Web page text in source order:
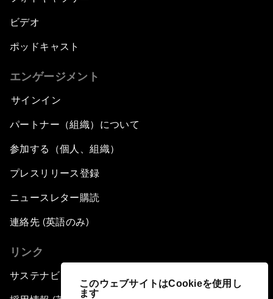
このウェブサイトはCookieを使用し
ます
ビデオ
ポッドキャスト
エンゲージメント
サインイン
パートナー（組織）について
参加する（個人、組織）
プレスリリース登録
ニュースレター購読
連絡先 (英語のみ)
リンク
サステナビリティへの取り組み